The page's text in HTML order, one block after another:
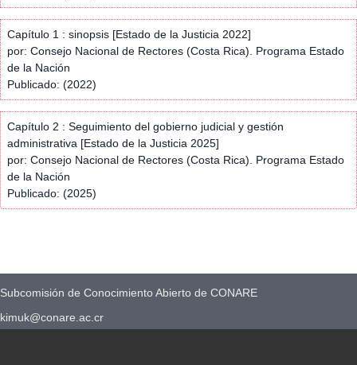
Capítulo 1 : sinopsis [Estado de la Justicia 2022]
por: Consejo Nacional de Rectores (Costa Rica). Programa Estado
de la Nación
Publicado: (2022)
Capítulo 2 : Seguimiento del gobierno judicial y gestión
administrativa [Estado de la Justicia 2025]
por: Consejo Nacional de Rectores (Costa Rica). Programa Estado
de la Nación
Publicado: (2025)
Subcomisión de Conocimiento Abierto de CONARE
kimuk@conare.ac.cr